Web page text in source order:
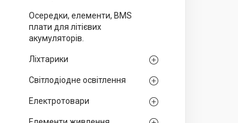
Осередки, елементи, BMS
плати для літієвих
акумуляторів.
Ліхтарики
Світлодіодне освітлення
Електротовари